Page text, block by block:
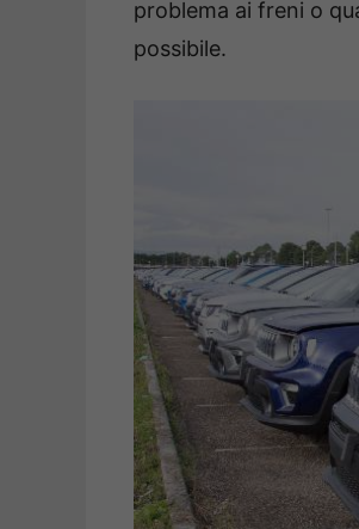
problema ai freni o
possibile.